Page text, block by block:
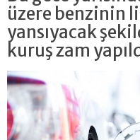
üzere benzinin
yansıyacak
kuruş zam